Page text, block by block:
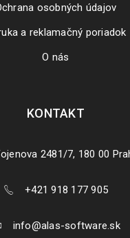
osobných údajov
a reklamačný poriadok
O nás
KONTAKT
2481/7, 180 00
+421 918 177 905
info@alas-software.sk